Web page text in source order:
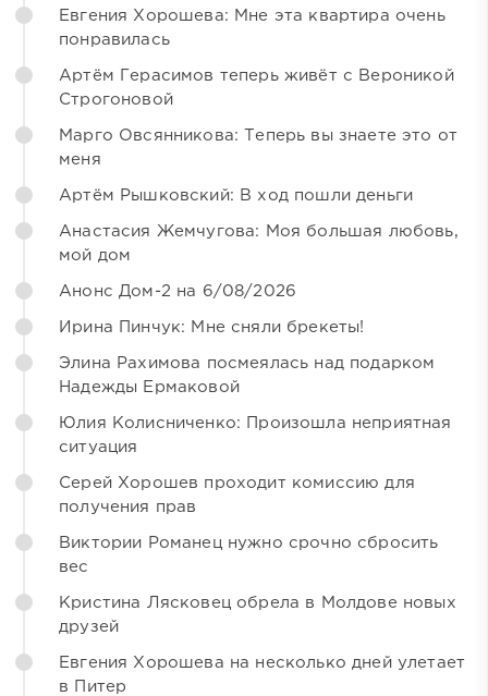
Евгения Хорошева: Мне эта квартира очень
понравилась
Артём Герасимов теперь живёт с Вероникой
Строгоновой
Марго Овсянникова: Теперь вы знаете это от
меня
Артём Рышковский: В ход пошли деньги
Анастасия Жемчугова: Моя большая любовь,
мой дом
Анонс Дом-2 на 6/08/2026
Ирина Пинчук: Мне сняли брекеты!
Элина Рахимова посмеялась над подарком
Надежды Ермаковой
Юлия Колисниченко: Произошла неприятная
ситуация
Серей Хорошев проходит комиссию для
получения прав
Виктории Романец нужно срочно сбросить
вес
Кристина Лясковец обрела в Молдове новых
друзей
Евгения Хорошева на несколько дней улетает
в Питер